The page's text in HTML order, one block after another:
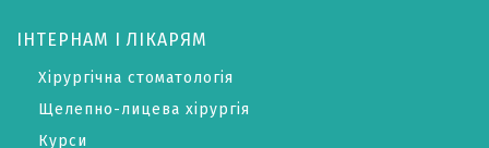
ІНТЕРНАМ І ЛІКАРЯМ
Хірургічна стоматологія
Щелепно-лицева хірургія
Курси